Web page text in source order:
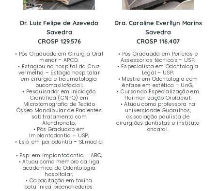
Dr. Luiz Felipe de Azevedo
Savedra
CROSP 129.576
• Pós Graduado em Cirurgia Oral
menor – APCD;
• Estagiou no hospital da Cruz
vermelha – Estágio hospitalar
em cirurgia e traumatologia
bucomaxilofacial;
• Pesquisador em Iniciação
Científica (CNPQ) em
Microtomografia de Tecido
Ósseo Mandibular de Pacientes
sob tratamento com
Alendronato;
• Pós Graduado em
Implantodontia – USP;
• Esp. em periodontia – SLmadic;
• Esp. em Implantodontia – ABO;
• Atuou como membro da liga
acadêmica de Odontologia
hospitalar;
• Capacitação em toxina
botulínica preenchedores.
Dra. Caroline Everllyn Marins
Savedra
CROSP 116.407
• Pós Graduada em Perícias e
Assessorias técnicas – USP;
• Especialista em Odontologia
Legal – USP;
• Mestre em Odontologia com
ênfase em estética – UnG;
• Cursando Especialização em
Harmonização Orofacial;
• Atuou como professora na
universidade Guarulhos,
associação paulista de
cirurgiões dentistas e instituto
oncaral.